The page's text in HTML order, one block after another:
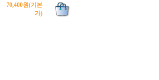
70,400원(기본
가)